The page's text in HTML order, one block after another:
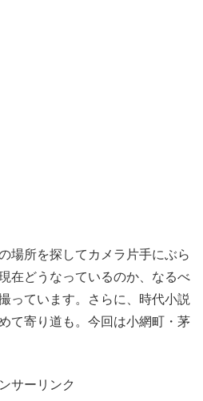
場所を探してカメラ片手にぶら
在どうなっているのか、なるべ
っています。さらに、時代小説
て寄り道も。今回は小網町・茅
サーリンク